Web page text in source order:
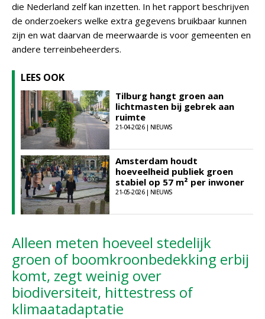
die Nederland zelf kan inzetten. In het rapport beschrijven
de onderzoekers welke extra gegevens bruikbaar kunnen
zijn en wat daarvan de meerwaarde is voor gemeenten en
andere terreinbeheerders.
LEES OOK
Tilburg hangt groen aan
lichtmasten bij gebrek aan
ruimte
21-04-2026 | NIEUWS
Amsterdam houdt
hoeveelheid publiek groen
stabiel op 57 m² per inwoner
21-05-2026 | NIEUWS
Alleen meten hoeveel stedelijk
groen of boomkroonbedekking erbij
komt, zegt weinig over
biodiversiteit, hittestress of
klimaatadaptatie